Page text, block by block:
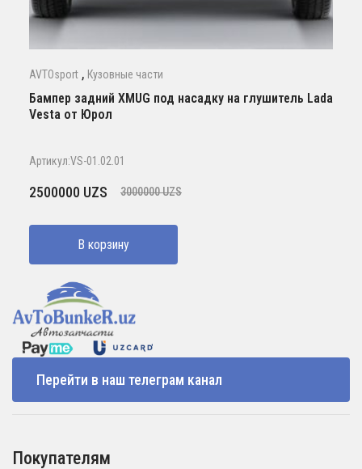
AVTOsport , Кузовные части
Бампер задний XMUG под насадку на глушитель Lada
Vesta от Юрол
Артикул:VS-01.02.01
3000000UZS
Первоначальная
составляла
3000000 UZS.
2500000 UZS
Текущая
2500000 UZS.
В корзину
Перейти в наш телеграм канал
Покупателям